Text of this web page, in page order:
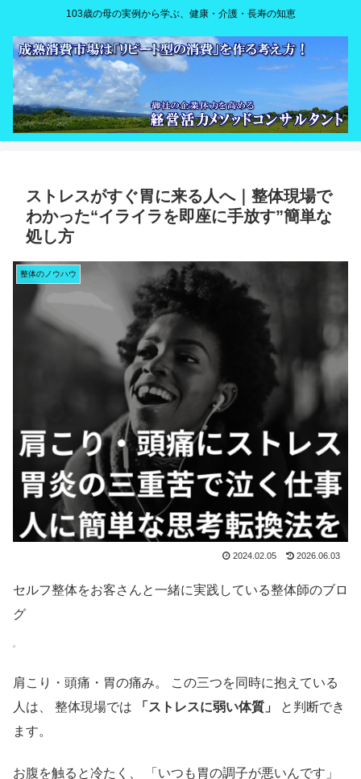
103歳の母の実例から学ぶ、健康・介護・長寿の知恵
ストレスがすぐ胃に来る人へ｜整体現場で
わかった“イライラを即座に手放す”簡単な
処し方
整体のノウハウ
2024.02.05 2026.06.03
セルフ整体をお客さんと一緒に実践している整体師のブロ
グ
肩こり・頭痛・胃の痛み。 この三つを同時に抱えている
人は、 整体現場では
「ストレスに弱い体質」
と判断でき
ます。
お腹を触ると冷たく、 「いつも胃の調子が悪いんです」